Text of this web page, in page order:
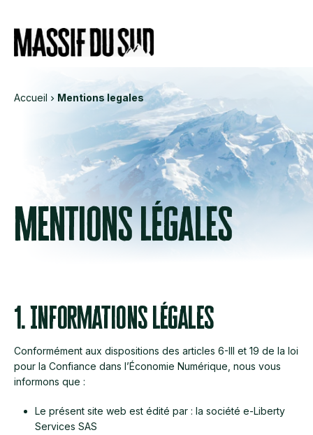
Accueil Mentions legales
Mentions légales
1. Informations légales
Conformément aux dispositions des articles 6-III et 19 de la loi
pour la Confiance dans l’Économie Numérique, nous vous
informons que :
Le présent site web est édité par : la société e-Liberty
Services SAS